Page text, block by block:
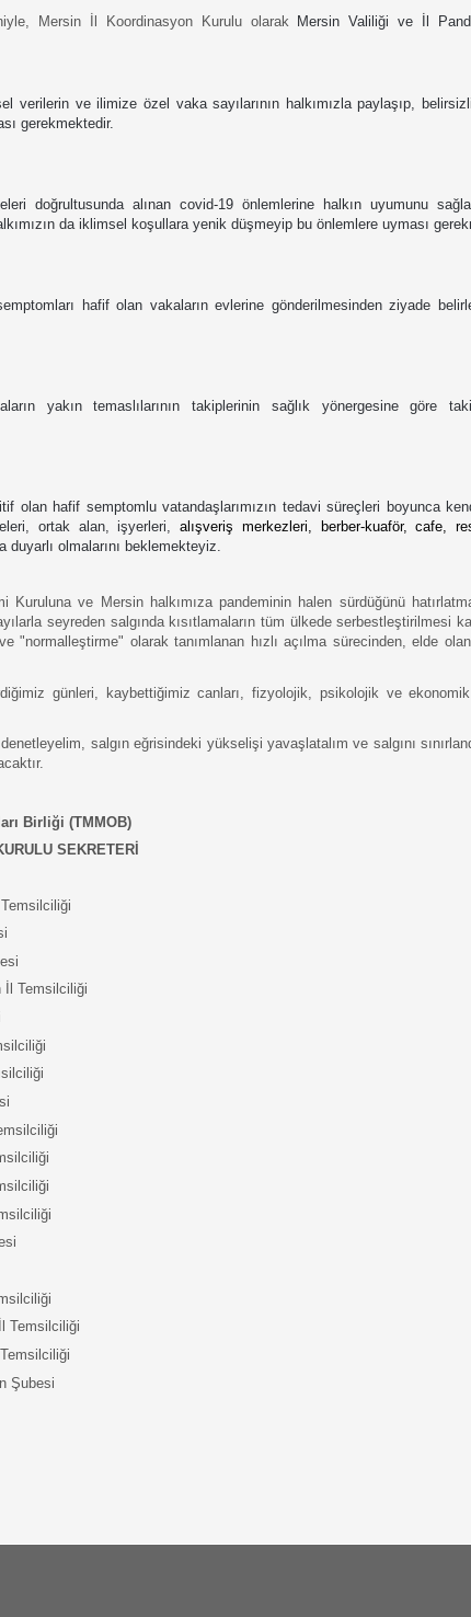
Mersin İl Koordinasyon Kurulu olarak Mersin Valiliği ve İl
verilerin ve ilimize özel vaka sayılarının halkımızla paylaşıp,
gerekmektedir.
doğrultusunda alınan covid-19 önlemlerine halkın uyumunu
da iklimsel koşullara yenik düşmeyip bu önlemlere uyması
hafif olan vakaların evlerine gönderilmesinden ziyade
yakın temaslılarının takiplerinin sağlık yönergesine göre
olan hafif semptomlu vatandaşlarımızın tedavi süreçleri boyunca
ortak alan, işyerleri, alışveriş merkezleri, berber-kuaför, cafe,
duyarlı olmalarını beklemekteyiz.
Kuruluna ve Mersin halkımıza pandeminin halen sürdüğünü
seyreden salgında kısıtlamaların tüm ülkede serbestleştirilmesi
"normalleştirme" olarak tanımlanan hızlı açılma sürecinden, elde
günleri, kaybettiğimiz canları, fizyolojik, psikolojik ve
salgın eğrisindeki yükselişi yavaşlatalım ve salgını
Birliği (TMMOB)
SEKRETERİ
İl Temsilciliği
Temsilciliği
Şubesi